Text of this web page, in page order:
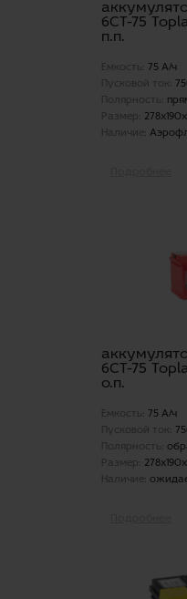
6СТ-75
п.п.
Емкость: 75 А/ч
Пусковой ток:
Полярность:
Размер:
Наличие:
6СТ-75
о.п.
Емкость: 75 А/ч
Пусковой ток:
Полярность:
Размер:
Наличие: